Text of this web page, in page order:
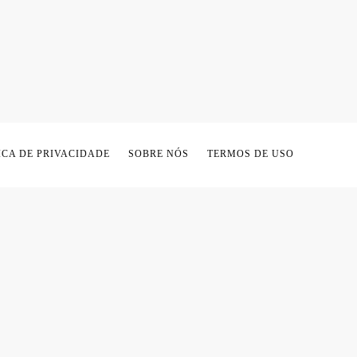
DE PRIVACIDADE SOBRE NÓS TERMOS DE USO